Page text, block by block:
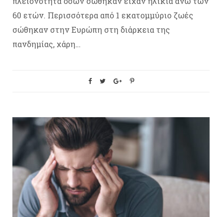
60 ετών. Περισσότερα από 1 εκατομμύριο ζωές
σώθηκαν στην Ευρώπη στη διάρκεια της
πανδημίας, χάρη…